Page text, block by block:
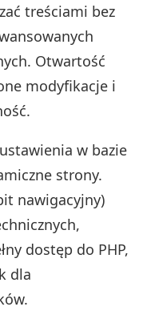
treściami bez
Otwartość
modyfikacje i
w bazie
strony.
nawigacyjny)
dostęp do PHP,
dla